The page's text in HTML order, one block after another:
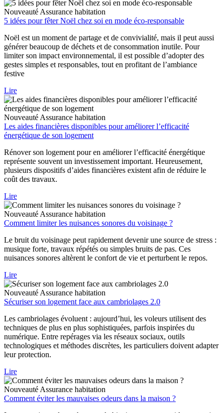
Nouveauté Assurance habitation
5 idées pour fêter Noël chez soi en mode éco-responsable
Noël est un moment de partage et de convivialité, mais il peut aussi
générer beaucoup de déchets et de consommation inutile. Pour
limiter son impact environnemental, il est possible d’adopter des
gestes simples et responsables, tout en profitant de l’ambiance
festive
Lire
Nouveauté Assurance habitation
Les aides financières disponibles pour améliorer l’efficacité
énergétique de son logement
Rénover son logement pour en améliorer l’efficacité énergétique
représente souvent un investissement important. Heureusement,
plusieurs dispositifs d’aides financières existent afin de réduire le
coût des travaux.
Lire
Nouveauté Assurance habitation
Comment limiter les nuisances sonores du voisinage ?
Le bruit du voisinage peut rapidement devenir une source de stress :
musique forte, travaux répétés ou simples bruits de pas. Ces
nuisances sonores altèrent le confort de vie et perturbent le repos.
Lire
Nouveauté Assurance habitation
Sécuriser son logement face aux cambriolages 2.0
Les cambriolages évoluent : aujourd’hui, les voleurs utilisent des
techniques de plus en plus sophistiquées, parfois inspirées du
numérique. Entre repérages via les réseaux sociaux, outils
technologiques et méthodes discrètes, les particuliers doivent adapter
leur protection.
Lire
Nouveauté Assurance habitation
Comment éviter les mauvaises odeurs dans la maison ?